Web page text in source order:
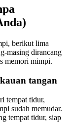
berikut lima
masing dirancang
memori mimpi.
tangan
tempat tidur,
sudah memudar.
tempat tidur, siap